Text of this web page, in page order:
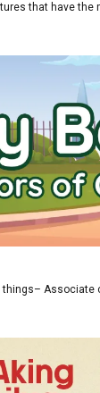
that have the
Associate